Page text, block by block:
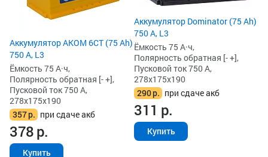
Аккумулятор AKOM 6СТ (75 Ah)
750 А, L3
Ёмкость 75 А·ч,
Полярность обратная [- +],
Пусковой ток 750 А,
278x175x190
357р. при сдаче акб
378р.
Купить
Аккумулятор Dominator (75 Ah)
750 А, L3
Ёмкость 75 А·ч,
Полярность обратная [- +],
Пусковой ток 750 А,
278x175x190
290р. при сдаче акб
311 р.
Купить